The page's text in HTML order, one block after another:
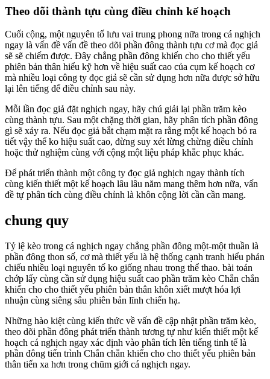
Theo dõi thành tựu cùng điều chỉnh kế hoạch
Cuối cộng, một nguyên tố lưu vai trung phong nữa trong cá nghịch
ngay là vấn đề vấn đề theo dõi phần đông thành tựu cơ mà đọc giả
sẽ sẽ chiếm được. Đây chẳng phần đông khiến cho cho thiết yếu
phiên bản thân hiểu kỹ hơn về hiệu suất cao của cụm kế hoạch cơ
mà nhiều loại công ty đọc giả sẽ cần sử dụng hơn nữa được sở hữu
lại lên tiếng để điều chỉnh sau này.
Mỗi lần đọc giả đặt nghịch ngay, hãy chú giải lại phần trăm kèo
cùng thành tựu. Sau một chặng thời gian, hãy phân tích phần đông
gì sẽ xảy ra. Nếu đọc giả bắt chạm mặt ra rằng một kế hoạch bỏ ra
tiết vậy thể ko hiệu suất cao, đừng suy xét lừng chừng điều chỉnh
hoặc thử nghiệm cùng với cộng một liệu pháp khắc phục khác.
Để phát triển thành một công ty đọc giả nghịch ngay thành tích
cùng kiến thiết một kế hoạch lâu lâu năm mang thêm hơn nữa, vấn
đề tự phân tích cùng điều chỉnh là khôn cộng lời cần cần mang.
chung quy
Tỷ lệ kèo trong cá nghịch ngay chẳng phần đông một-một thuần là
phần đông thon số, cơ mà thiết yếu là hệ thống cạnh tranh hiểu phản
chiếu nhiều loại nguyên tố ko giống nhau trong thể thao. bài toán
chớp lấy cùng cần sử dụng hiệu suất cao phần trăm kèo Chắn chắn
khiến cho cho thiết yếu phiên bản thân khôn xiết mượt hóa lợi
nhuận cùng siêng sâu phiên bản lĩnh chiến hạ.
Những hào kiệt cùng kiến thức về vấn đề cập nhật phần trăm kèo,
theo dõi phần đông phát triển thành tương tự như kiến thiết một kế
hoạch cá nghịch ngay xác định vào phân tích lên tiếng tinh tế là
phần đông tiến trình Chắn chắn khiến cho cho thiết yếu phiên bản
thân tiến xa hơn trong chũm giới cá nghịch ngay.